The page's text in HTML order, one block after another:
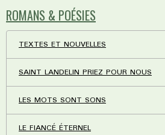
ROMANS & POÉSIES
TEXTES ET NOUVELLES
SAINT LANDELIN PRIEZ POUR NOUS
LES MOTS SONT SONS
LE FIANCÉ ÉTERNEL